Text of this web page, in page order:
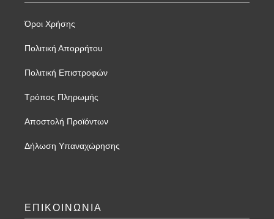
Όροι Χρήσης
Πολιτική Απορρήτου
Πολιτική Επιστροφών
Τρόπος Πληρωμής
Αποστολή Προϊόντων
Δήλωση Υπαναχώρησης
ΕΠΙΚΟΙΝΩΝΙΑ